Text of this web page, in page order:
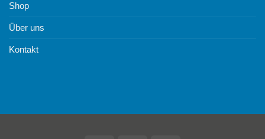
Shop
Über uns
Kontakt